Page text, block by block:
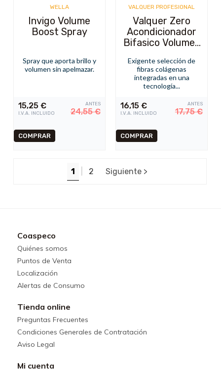
WELLA
Invigo Volume
Boost Spray
Spray que aporta brillo y
volumen sin apelmazar.
15,25€
I.V.A. INCLUIDO
ANTES
24,55€
VALQUER PROFESIONAL
Valquer Zero
Acondicionador
Bifasico Volumen
Exigente selección de
fibras colágenas
integradas en una
tecnología...
16,15€
I.V.A. INCLUIDO
ANTES
17,75€
1 2 Siguiente >
Coaspeco
Quiénes somos
Puntos de Venta
Localización
Alertas de Consumo
Tienda online
Preguntas Frecuentes
Condiciones Generales de Contratación
Aviso Legal
Mi cuenta